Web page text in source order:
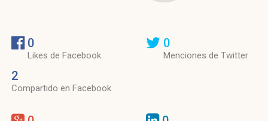
0
Likes de Facebook
2
Compartido en Facebook
0
Menciones de Twitter